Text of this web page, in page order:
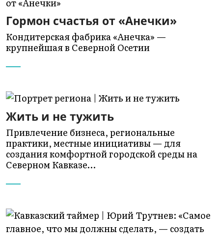
Гормон счастья от «Анечки»
Кондитерская фабрика «Анечка» —
крупнейшая в Северной Осетии
Жить и не тужить
Привлечение бизнеса, региональные
практики, местные инициативы — для
создания комфортной городской среды на
Северном Кавказе…